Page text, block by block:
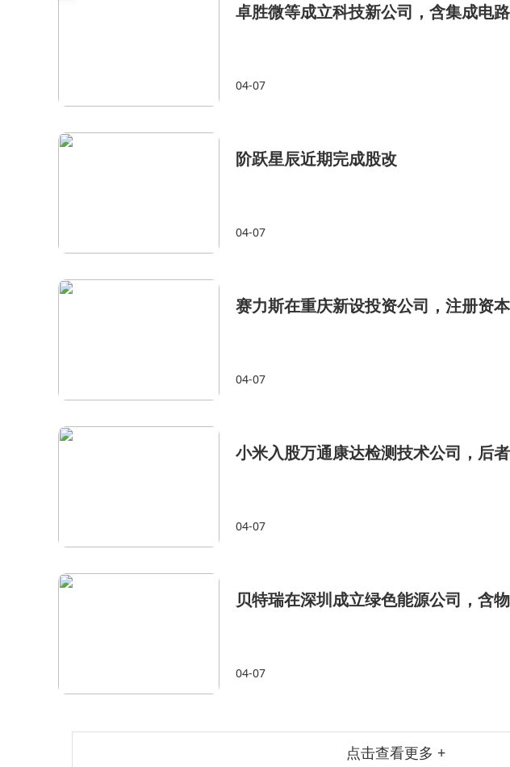
卓胜微等成立科技新公司，含集成电
04-07
阶跃星辰近期完成股改
04-07
赛力斯在重庆新设投资公司，注册资
04-07
小米入股万通康达检测技术公司，后
04-07
贝特瑞在深圳成立绿色能源公司，含
04-07
点击查看更多 +